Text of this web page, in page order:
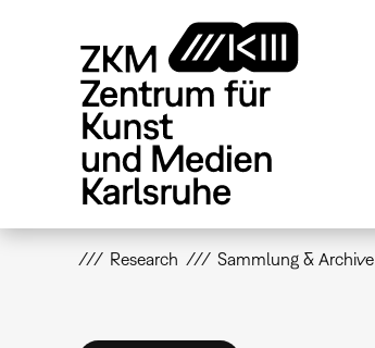
Research Sammlung & Archive